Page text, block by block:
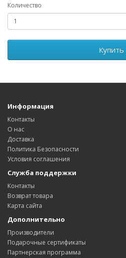
Количество
Купить
Информация
Контакты
О нас
Доставка
Политика Безопасности
Условия соглашения
Служба поддержки
Контакты
Возврат товара
Карта сайта
Дополнительно
Производители
Подарочные сертификаты
Партнерская программа